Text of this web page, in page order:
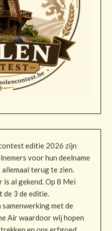
editie 2026 zijn
voor hun deelname
terug te zien.
al gekend. Op 8 Mei
de 3 de editie.
samenwerking met de
Air waardoor wij hopen